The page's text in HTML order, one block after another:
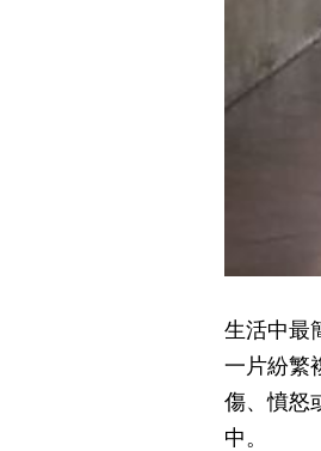
生活中最
一片紛繁
傷、憤怒
中。